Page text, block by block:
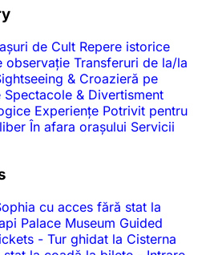
de Cult Repere istorice
observație Transferuri de la/la
& Croazieră pe
Spectacole & Divertisment
Experiențe Potrivit pentru
În afara orașului Servicii
cu acces fără stat la
Palace Museum Guided
- Tur ghidat la Cisterna